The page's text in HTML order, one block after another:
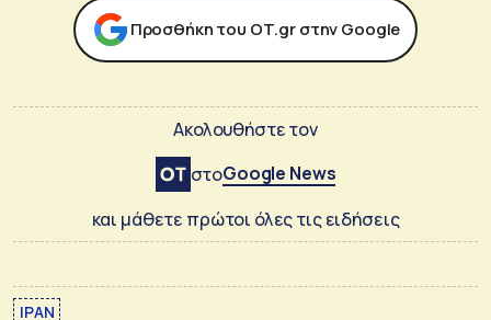
Προσθήκη του ΟΤ.gr στην Google
Ακολουθήστε τον
στοGoogle News
και μάθετε πρώτοι όλες τις ειδήσεις
ΙΡΑΝ